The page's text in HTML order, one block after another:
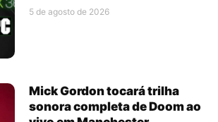
5 de agosto de 2026
Mick Gordon tocará trilha
sonora completa de Doom ao